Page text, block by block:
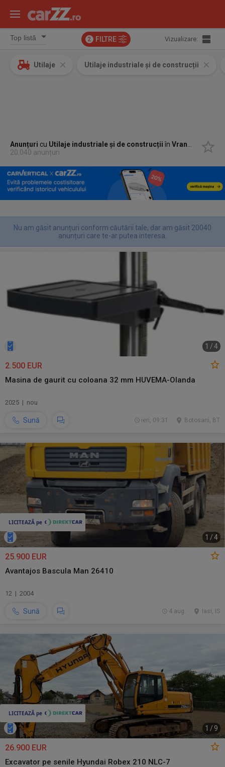
2 FILTRE Vizualizare:
Utilaje Utilaje industriale și de construcții
Anunțuri cu Utilaje industriale și de construcțiiînVrancea
20.040 anunțuri
Nu am găsit anunțuri conform căutării tale, dar am găsit 20040
anunțuri care te-ar putea interesa.
1 /4
2.500 EUR
Masina de gaurit cu coloana 32 mm HUVEMA-Olanda
2025 | nou
Sună Botosani, BT
ieri, 09:31
1 /4
25.900 EUR
Avantajos Bascula Man 26410
12 | 2004
Sună Iasi, IS
4 aug.
1 /9
26.900 EUR
Excavator pe senile Hyundai Robex 210 NLC-7